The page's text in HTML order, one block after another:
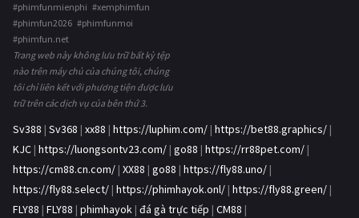
#phimfunmienphi #xemphimfun
#phimfun2026 #phimfunmoi
#phimfun.net
Trang web này không lưu trữ bất kỳ tệp
nào trên máy chủ của chúng tôi, chúng
tôi chỉ liên kết với phương tiện được lưu
trữ trên các dịch vụ của bên thứ 3.
Sv388 | Sv368 | xx88 | https://luphim.com/ | https://bet88.graphics/ |
KJC | https://luongsontv23.com/ | go88 | https://rr88pet.com/ |
https://cm88.cn.com/ | XX88 | go88 | https://fly88.uno/ |
https://fly88.select/ | https://phimhayok.onl/ | https://fly88.green/ |
FLY88 | FLY88 | phimhayok | đá gà trực tiếp | CM88 |